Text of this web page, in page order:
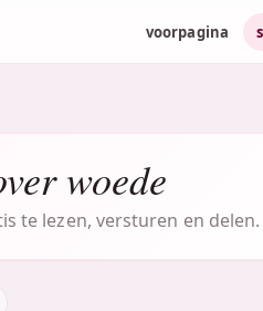
voorpagina
woede
te lezen, versturen en delen.